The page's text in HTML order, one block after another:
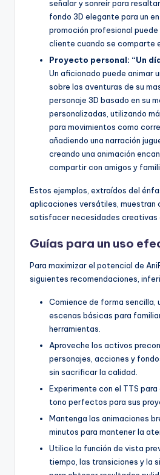
señalar y sonreír para
fondo 3D elegante para un
promoción profesional
cliente cuando se comparte
Proyecto personal: “Un
Un aficionado puede animar
sobre las aventuras de su
personaje 3D basado en su
personalizadas, utilizando
para movimientos como
añadiendo una narración
creando una animación
compartir con amigos y
Estos ejemplos, extraídos del
aplicaciones versátiles, muestran
satisfacer necesidades creativas
Guías para un uso
Para maximizar el potencial de
siguientes recomendaciones,
Comience de forma sencilla,
escenas básicas para
herramientas.
Aproveche los activos
personajes, acciones y
sin sacrificar la calidad.
Experimente con el TTS
tono perfectos para sus
Mantenga las animaciones
minutos para mantener la
Utilice la función de vista
tiempo, las transiciones y la